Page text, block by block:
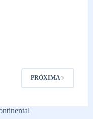
PRÓXIMA